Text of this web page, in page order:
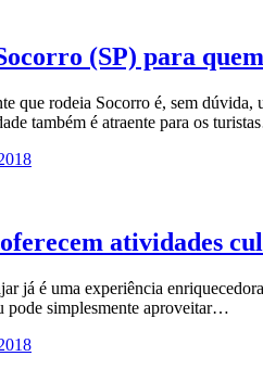
(SP) para
que rodeia Socorro é, sem
também é atraente para os
atividades
já é uma experiência
pode simplesmente aproveitar…